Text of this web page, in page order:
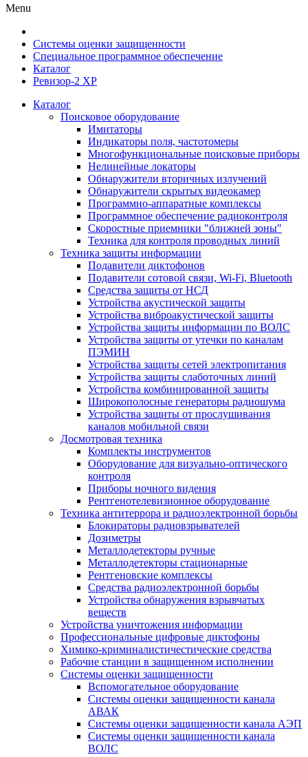
Menu
Системы оценки защищенности
Специальное программное обеспечение
Каталог
Ревизор-2 ХР
Каталог
Поисковое оборудование
Имитаторы
Индикаторы поля, частотомеры
Многофункциональные поисковые приборы
Нелинейные локаторы
Обнаружители вторичных излучений
Обнаружители скрытых видеокамер
Программно-аппаратные комплексы
Программное обеспечение радиоконтроля
Скоростные приемники "ближней зоны"
Техника для контроля проводных линий
Техника защиты информации
Подавители диктофонов
Подавители сотовой связи, Wi-Fi, Bluetooth
Средства защиты от НСД
Устройства акустической защиты
Устройства виброакустической защиты
Устройства защиты информации по ВОЛС
Устройства защиты от утечки по каналам
ПЭМИН
Устройства защиты сетей электропитания
Устройства защиты слаботочных линий
Устройства комбинированной защиты
Широкополосные генераторы радиошума
Устройства защиты от прослушивания
каналов мобильной связи
Досмотровая техника
Комплекты инструментов
Оборудование для визуально-оптического
контроля
Приборы ночного видения
Рентгенотелевизионное оборудование
Техника антитеррора и радиоэлектронной борьбы
Блокираторы радиовзрывателей
Дозиметры
Металлодетекторы ручные
Металлодетекторы стационарные
Рентгеновские комплексы
Средства радиоэлектронной борьбы
Устройства обнаружения взрывчатых
веществ
Устройства уничтожения информации
Профессиональные цифровые диктофоны
Химико-криминалистичестические средства
Рабочие станции в защищенном исполнении
Системы оценки защищенности
Вспомогательное оборудование
Системы оценки защищенности канала
АВАК
Системы оценки защищенности канала АЭП
Системы оценки защищенности канала
ВОЛС